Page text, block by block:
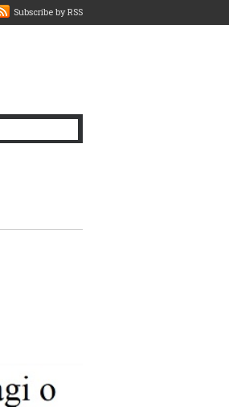
Subscribe by RSS